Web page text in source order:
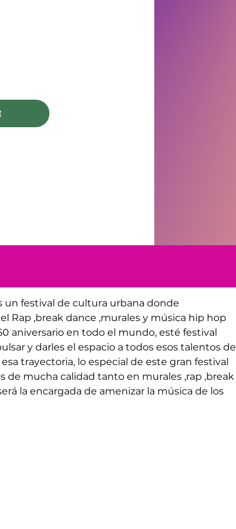
un festival de cultura urbana donde
Rap ,break dance ,murales y música hip hop
aniversario en todo el mundo, esté festival
y darles el espacio a todos esos talentos de
trayectoria, lo especial de este gran festival
de mucha calidad tanto en murales ,rap ,break
la encargada de amenizar la música de los